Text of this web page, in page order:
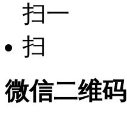
微信二维码